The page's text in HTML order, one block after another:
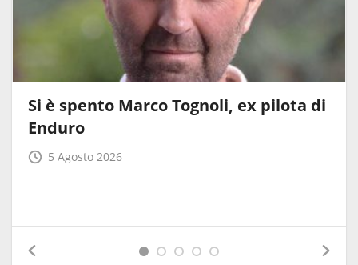
Si è spento Marco Tognoli, ex pilota di
Enduro
5 Agosto 2026